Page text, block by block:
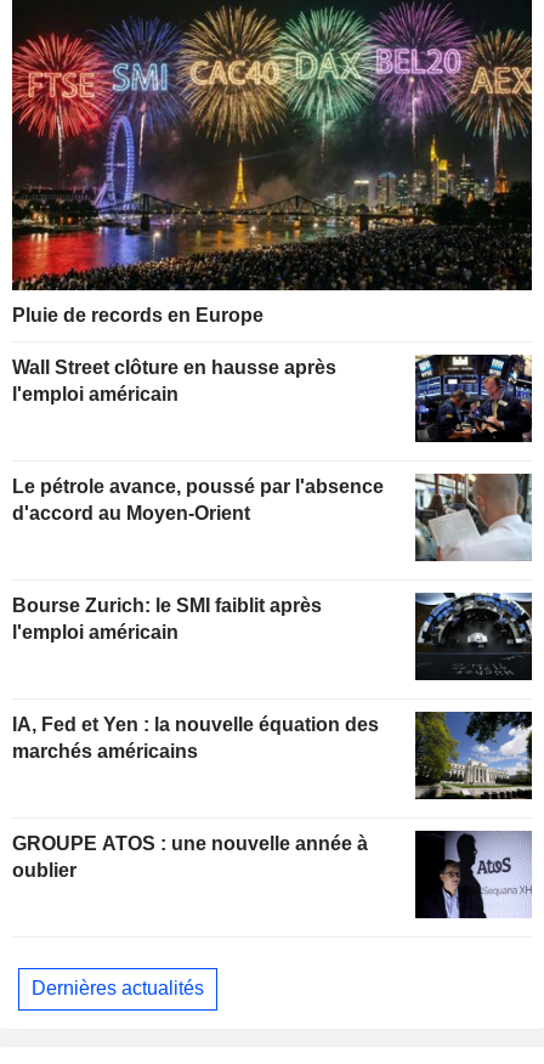
Pluie de records en Europe
Wall Street clôture en hausse après
l'emploi américain
Le pétrole avance, poussé par l'absence
d'accord au Moyen-Orient
Bourse Zurich: le SMI faiblit après
l'emploi américain
IA, Fed et Yen : la nouvelle équation des
marchés américains
GROUPE ATOS : une nouvelle année à
oublier
Dernières actualités